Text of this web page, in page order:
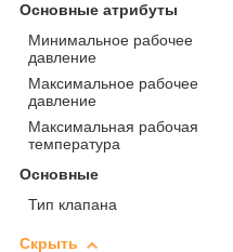
Основные атрибуты
Минимальное рабочее
давление
Максимальное рабочее
давление
Максимальная рабочая
температура
Основные
Тип клапана
Скрыть